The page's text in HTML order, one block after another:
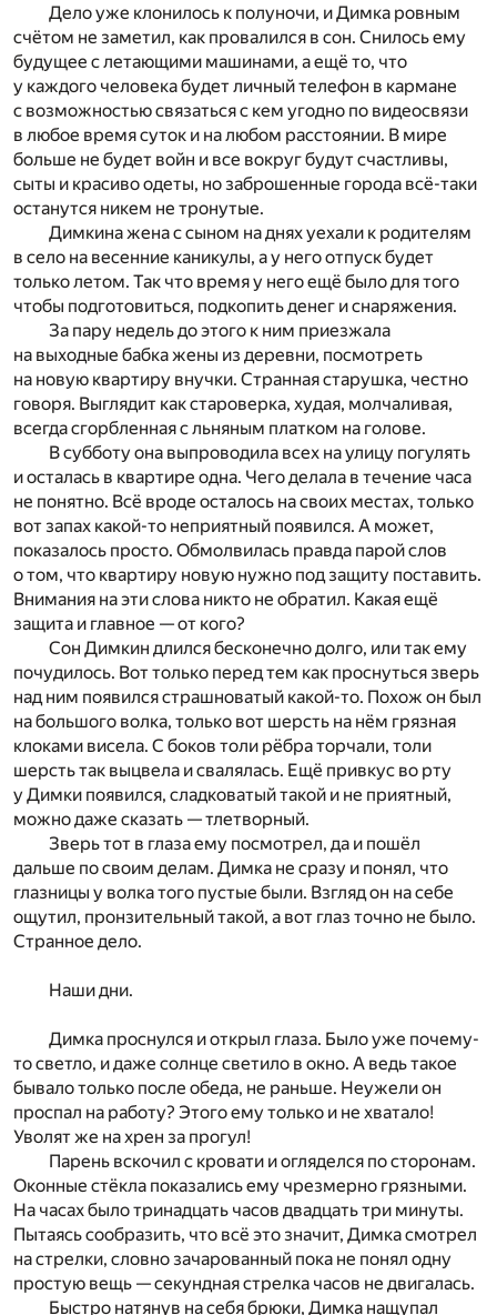
Дело уже клонилось к полуночи, и Димка ровным
счётом не заметил, как провалился в сон. Снилось ему
будущее с летающими машинами, а ещё то, что
у каждого человека будет личный телефон в кармане
с возможностью связаться с кем угодно по видеосвязи
в любое время суток и на любом расстоянии. В мире
больше не будет войн и все вокруг будут счастливы,
сыты и красиво одеты, но заброшенные города всё-таки
останутся никем не тронутые.
Димкина жена с сыном на днях уехали к родителям
в село на весенние каникулы, а у него отпуск будет
только летом. Так что время у него ещё было для того
чтобы подготовиться, подкопить денег и снаряжения.
За пару недель до этого к ним приезжала
на выходные бабка жены из деревни, посмотреть
на новую квартиру внучки. Странная старушка, честно
говоря. Выглядит как староверка, худая, молчаливая,
всегда сгорбленная с льняным платком на голове.
В субботу она выпроводила всех на улицу погулять
и осталась в квартире одна. Чего делала в течение часа
не понятно. Всё вроде осталось на своих местах, только
вот запах какой-то неприятный появился. А может,
показалось просто. Обмолвилась правда парой слов
о том, что квартиру новую нужно под защиту поставить.
Внимания на эти слова никто не обратил. Какая ещё
защита и главное — от кого?
Сон Димкин длился бесконечно долго, или так ему
почудилось. Вот только перед тем как проснуться зверь
над ним появился страшноватый какой-то. Похож он был
на большого волка, только вот шерсть на нём грязная
клоками висела. С боков толи рёбра торчали, толи
шерсть так выцвела и свалялась. Ещё привкус во рту
у Димки появился, сладковатый такой и не приятный,
можно даже сказать — тлетворный.
Зверь тот в глаза ему посмотрел, да и пошёл
дальше по своим делам. Димка не сразу и понял, что
глазницы у волка того пустые были. Взгляд он на себе
ощутил, пронзительный такой, а вот глаз точно не было.
Странное дело.
Наши дни.
Димка проснулся и открыл глаза. Было уже почему-
то светло, и даже солнце светило в окно. А ведь такое
бывало только после обеда, не раньше. Неужели он
проспал на работу? Этого ему только и не хватало!
Уволят же на хрен за прогул!
Парень вскочил с кровати и огляделся по сторонам.
Оконные стёкла показались ему чрезмерно грязными.
На часах было тринадцать часов двадцать три минуты.
Пытаясь сообразить, что всё это значит, Димка смотрел
на стрелки, словно зачарованный пока не понял одну
простую вещь — секундная стрелка часов не двигалась.
Быстро натянув на себя брюки, Димка нащупал